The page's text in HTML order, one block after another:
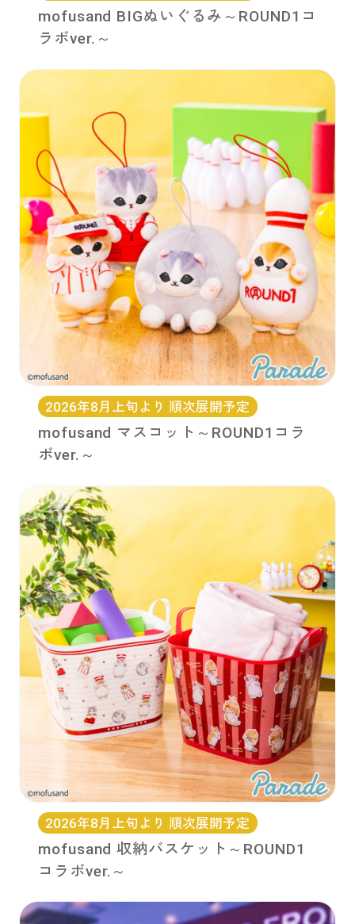
mofusand BIGぬいぐるみ～ROUND1コ
ラボver.～
2026年8月上旬より 順次展開予定
mofusand マスコット～ROUND1コラ
ボver.～
2026年8月上旬より 順次展開予定
mofusand 収納バスケット～ROUND1
コラボver.～